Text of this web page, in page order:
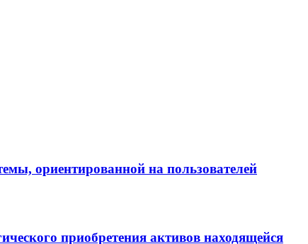
ориентированной на пользователей
приобретения активов находящейся